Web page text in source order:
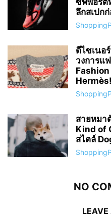
ซัพพอร์ต
ลึกสเปก
ดีไซเนอ
วงการแ
Hermès!
สายหมา
Kind of
สไตล์
NO
LEAVE